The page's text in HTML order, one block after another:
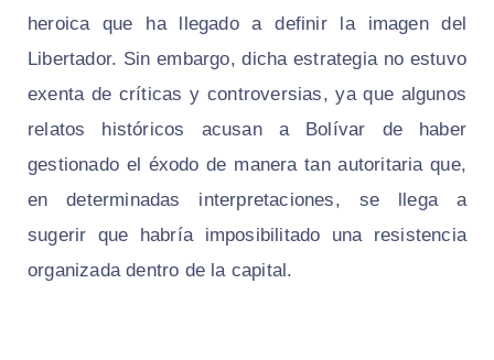
heroica que ha llegado a definir la imagen del
Libertador. Sin embargo, dicha estrategia no estuvo
exenta de críticas y controversias, ya que algunos
relatos históricos acusan a Bolívar de haber
gestionado el éxodo de manera tan autoritaria que,
en determinadas interpretaciones, se llega a
sugerir que habría imposibilitado una resistencia
organizada dentro de la capital.